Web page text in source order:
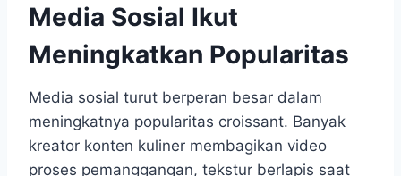
Media Sosial Ikut
Meningkatkan Popularitas
Media sosial turut berperan besar dalam
meningkatnya popularitas croissant. Banyak
kreator konten kuliner membagikan video
proses pemanggangan, tekstur berlapis saat